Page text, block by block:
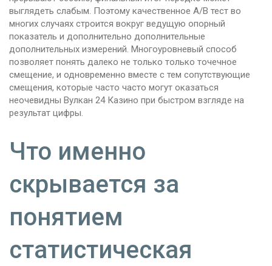
выглядеть слабым. Поэтому качественное A/B тест во
многих случаях строится вокруг ведущую опорный
показатель и дополнительно дополнительные
дополнительных измерений. Многоуровневый способ
позволяет понять далеко не только только точечное
смещение, и одновременно вместе с тем сопутствующие
смещения, которые часто часто могут оказаться
неочевидны Вулкан 24 Казино при быстром взгляде на
результат цифры.
Что именно
скрывается за
понятием
статистическая